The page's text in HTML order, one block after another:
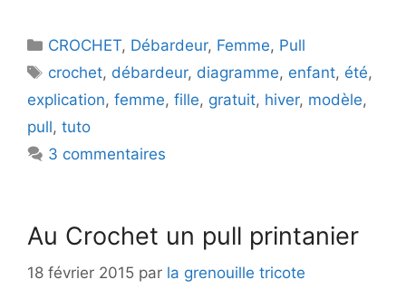
Catégories
CROCHET, Débardeur, Femme, Pull
Étiquettes
crochet, débardeur, diagramme, enfant, été,
explication, femme, fille, gratuit, hiver, modèle,
pull, tuto
3 commentaires
Au Crochet un pull printanier
18 février 2015 par la grenouille tricote